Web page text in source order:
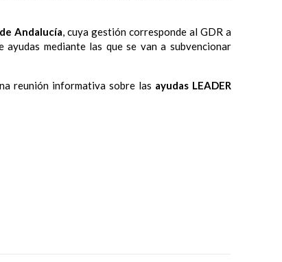
Andalucía, cuya gestión corresponde al GDR a
mediante las que se van a subvencionar
reunión informativa sobre las ayudas LEADER